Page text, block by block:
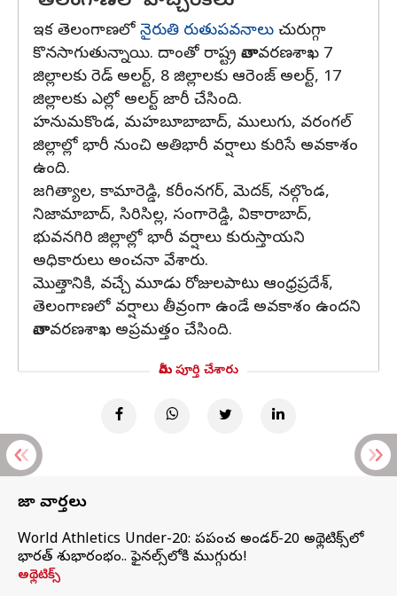
ఇక తెలంగాణలో నైరుతి రుతుపవనాలు చురుగ్గా
కొనసాగుతున్నాయి. దాంతో రాష్ట్ర వాతావరణశాఖ 7
జిల్లాలకు రెడ్ అలర్ట్, 8 జిల్లాలకు ఆరెంజ్ అలర్ట్, 17
జిల్లాలకు ఎల్లో అలర్ట్ జారీ చేసింది.
హనుమకొండ, మహబూబాబాద్‌, ములుగు, వరంగల్‌
జిల్లాల్లో భారీ నుంచి అతిభారీ వర్షాలు కురిసే అవకాశం
ఉంది.
జగిత్యాల, కామారెడ్డి, కరీంనగర్‌, మెదక్‌, నల్గొండ,
నిజామాబాద్‌, సిరిసిల్ల, సంగారెడ్డి, వికారాబాద్‌,
భువనగిరి జిల్లాల్లో భారీ వర్షాలు కురుస్తాయని
అధికారులు అంచనా వేశారు.
మొత్తానికి, వచ్చే మూడు రోజులపాటు ఆంధ్రప్రదేశ్‌,
తెలంగాణలో వర్షాలు తీవ్రంగా ఉండే అవకాశం ఉందని
వాతావరణశాఖ అప్రమత్తం చేసింది.
మీరు పూర్తి చేశారు
తాజా వార్తలు
World Athletics Under-20: ప్రపంచ అండర్-20 అథ్లెటిక్స్‌లో
భారత్‌ శుభారంభం.. ఫైనల్స్‌లోకి ముగ్గురు!
అథ్లెటిక్స్